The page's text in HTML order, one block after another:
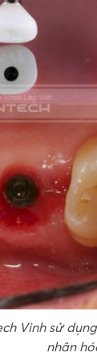
Vinh sử
nhân